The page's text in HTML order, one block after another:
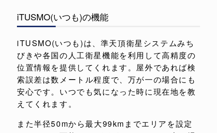
iTUSMO(いつも)の機能
iTUSMO(いつも)は、準天頂衛星システムみち
びきや各国の人工衛星機能を利用して高精度の
位置情報を提供してくれます。屋外であれば検
索誤差は数メートル程度で、万が一の場合にも
安心です。いつでも気になった時に現在地を教
えてくれます。
また半径50mから最大99kmまでエリアを設定